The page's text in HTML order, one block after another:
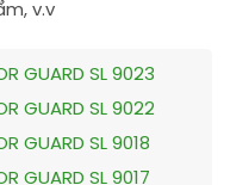
v.v
GUARD SL 9023
GUARD SL 9022
GUARD SL 9018
GUARD SL 9017